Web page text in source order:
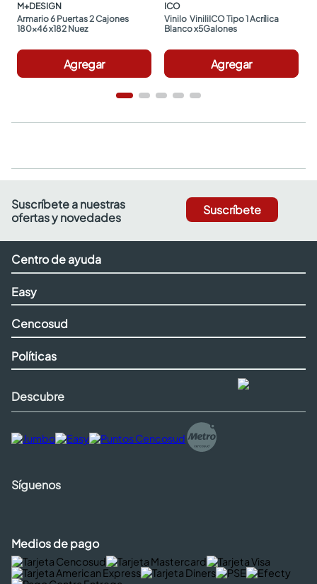
M+DESIGN
Armario 6 Puertas 2 Cajones
180x46 x182 Nuez
Agregar
ICO
Vinilo  ViniliICO Tipo 1 Acrílica
Blanco x5Galones
Agregar
Suscríbete a nuestras
ofertas y novedades
Suscríbete
Centro de ayuda
Easy
Cencosud
Políticas
Descubre
Síguenos
Medios de pago